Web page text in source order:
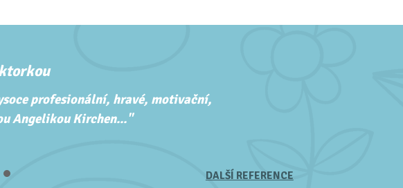
profesionální, hravé, motivační,
Angelikou Kirchen..."
DALŠÍ REFERENCE